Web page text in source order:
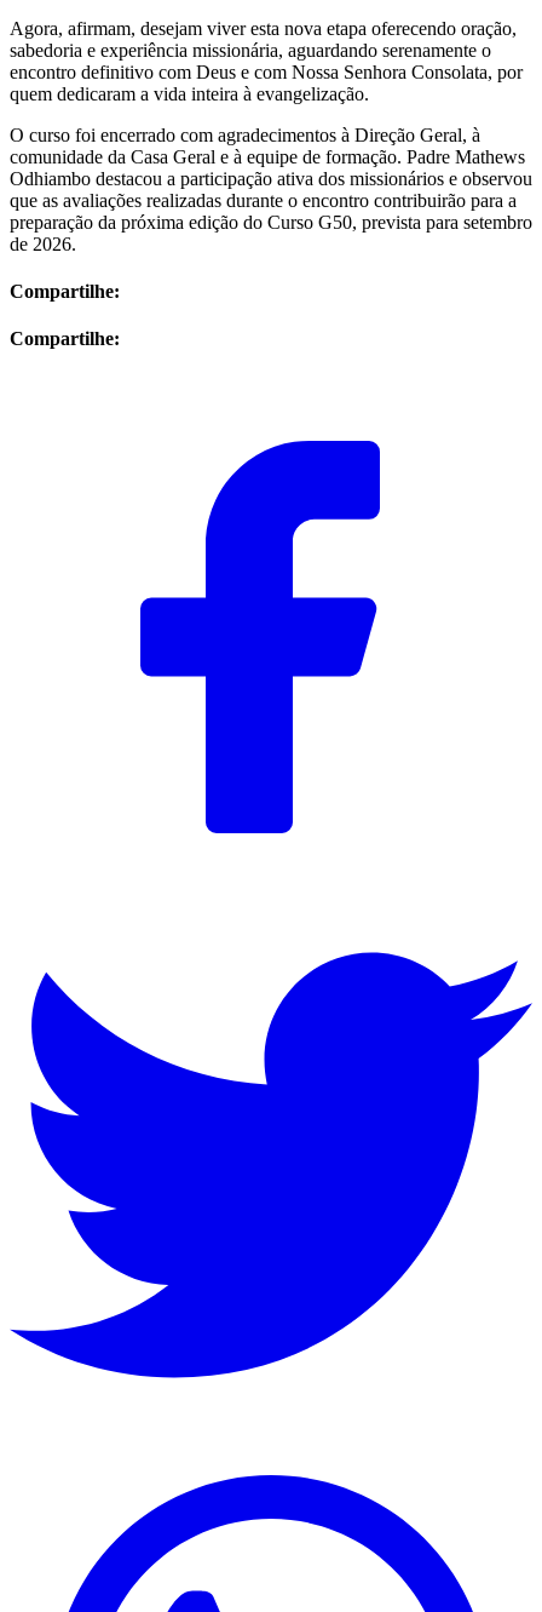
Agora, afirmam, desejam viver esta nova etapa oferecendo oração,
sabedoria e experiência missionária, aguardando serenamente o
encontro definitivo com Deus e com Nossa Senhora Consolata, por
quem dedicaram a vida inteira à evangelização.
O curso foi encerrado com agradecimentos à Direção Geral, à
comunidade da Casa Geral e à equipe de formação. Padre Mathews
Odhiambo destacou a participação ativa dos missionários e observou
que as avaliações realizadas durante o encontro contribuirão para a
preparação da próxima edição do Curso G50, prevista para setembro
de 2026.
Compartilhe:
Compartilhe: